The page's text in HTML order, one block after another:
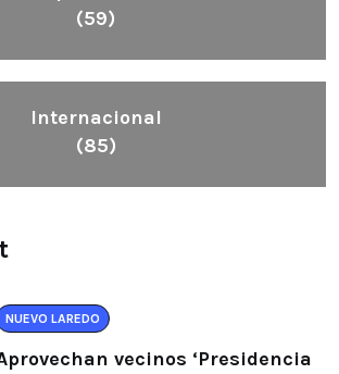
(59)
Internacional
(85)
NUEVO LAREDO
vecinos ‘Presidencia